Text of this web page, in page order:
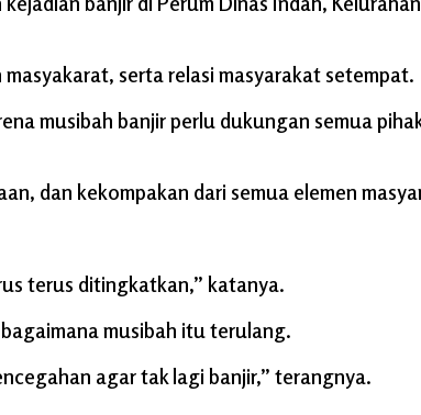
serta relasi masyarakat setempat.
musibah banjir perlu dukungan semua
dan kekompakan dari semua elemen
terus ditingkatkan,” katanya.
musibah itu terulang.
agar tak lagi banjir,” terangnya.